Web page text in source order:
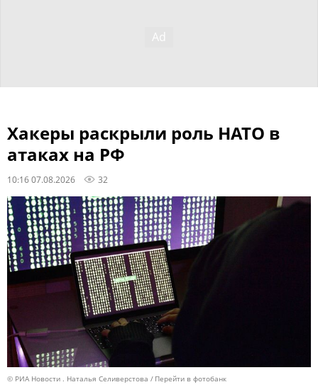
Хакеры раскрыли роль НАТО в
атаках на РФ
10:16 07.08.2026 32
© РИА Новости . Наталья Селиверстова Перейти в фотобанк